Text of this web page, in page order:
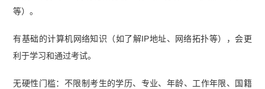
等）。
有基础的计算机网络知识（如了解IP地址、网络拓扑等），会更
利于学习和通过考试。
无硬性门槛：不限制考生的学历、专业、年龄、工作年限、国籍